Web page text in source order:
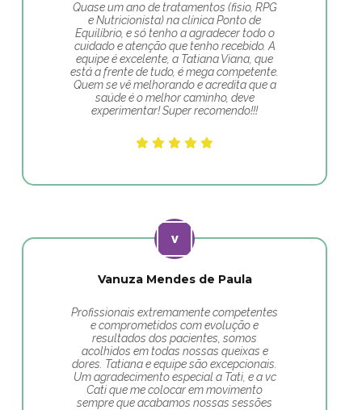
Quase um ano de tratamentos (fisio, RPG
e Nutricionista) na clínica Ponto de
Equilíbrio, e só tenho a agradecer todo o
cuidado e atenção que tenho recebido. A
equipe é excelente, a Tatiana Viana, que
está a frente de tudo, é mega competente.
Quem se vê melhorando e acredita que a
saúde é o melhor caminho, deve
experimentar! Super recomendo!!!
Vanuza Mendes de Paula
Profissionais extremamente competentes
e comprometidos com evolução e
resultados dos pacientes, somos
acolhidos em todas nossas queixas e
dores. Tatiana e equipe são excepcionais.
Um agradecimento especial a Tati, e a vc
Cati que me colocar em movimento
sempre que acabamos nossas sessões